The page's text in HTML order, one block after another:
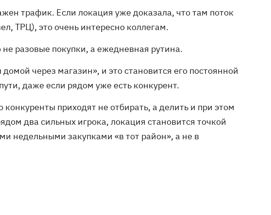
трафик. Если локация уже доказала, что там поток
ТРЦ), это очень интересно коллегам.
разовые покупки, а ежедневная рутина.
через магазин», и это становится его постоянной
даже если рядом уже есть конкурент.
приходят не отбирать, а делить и при этом
два сильных игрока, локация становится точкой
недельными закупками «в тот район», а не в